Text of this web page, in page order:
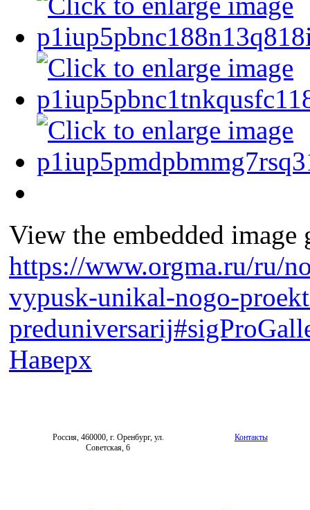
View the embedded
https://www.orgma.ru/ru/
vypusk-unikal-nogo-
Наверх
Россия, 460000, г. Оренбург, ул.
Советская, 6
Контакты